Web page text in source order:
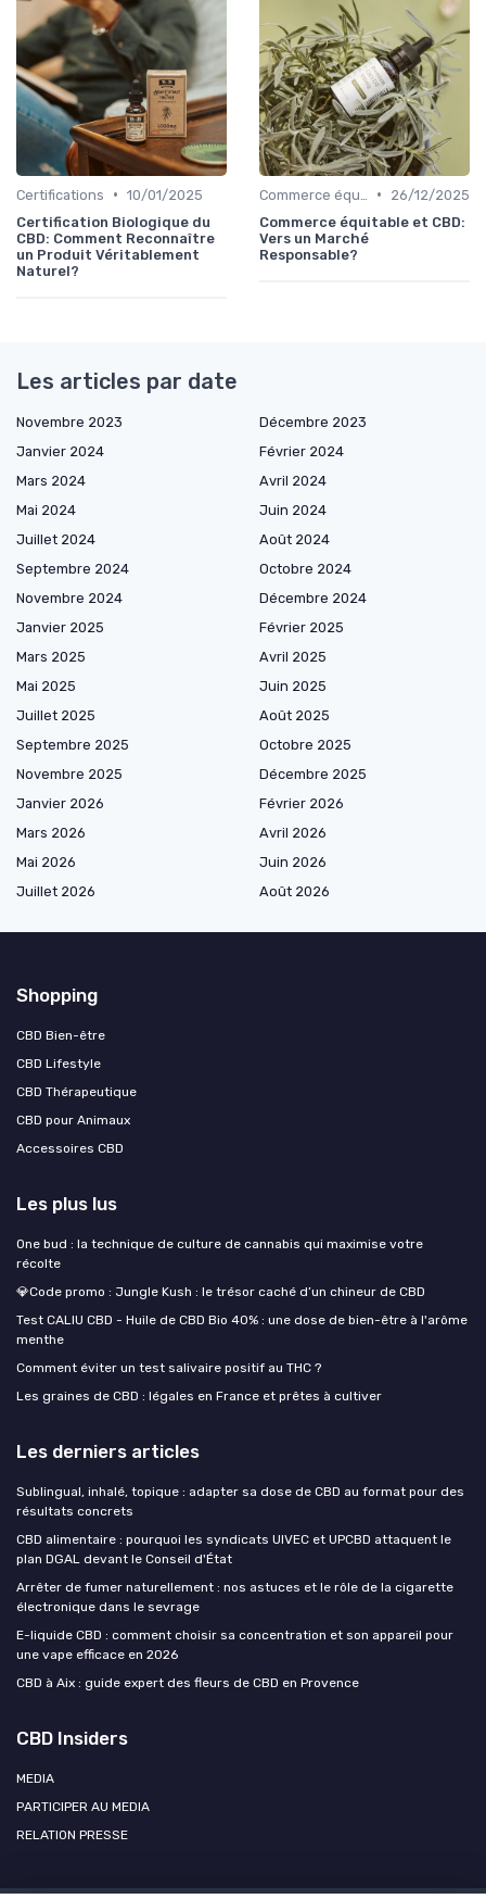
Certifications • 10/01/2025
Certification Biologique du
CBD: Comment Reconnaître
un Produit Véritablement
Naturel?
•
26/12/2025
Commerce équitable et CBD:
Vers un Marché
Responsable?
Les articles par date
Novembre 2023
Décembre 2023
Janvier 2024
Février 2024
Mars 2024
Avril 2024
Mai 2024
Juin 2024
Juillet 2024
Août 2024
Septembre 2024
Octobre 2024
Novembre 2024
Décembre 2024
Janvier 2025
Février 2025
Mars 2025
Avril 2025
Mai 2025
Juin 2025
Juillet 2025
Août 2025
Septembre 2025
Octobre 2025
Novembre 2025
Décembre 2025
Janvier 2026
Février 2026
Mars 2026
Avril 2026
Mai 2026
Juin 2026
Juillet 2026
Août 2026
Shopping
CBD Bien-être
CBD Lifestyle
CBD Thérapeutique
CBD pour Animaux
Accessoires CBD
Les plus lus
One bud : la technique de culture de cannabis qui maximise votre
récolte
💎Code promo : Jungle Kush : le trésor caché d’un chineur de CBD
Test CALIU CBD - Huile de CBD Bio 40% : une dose de bien-être à l'arôme
menthe
Comment éviter un test salivaire positif au THC ?
Les graines de CBD : légales en France et prêtes à cultiver
Les derniers articles
Sublingual, inhalé, topique : adapter sa dose de CBD au format pour des
résultats concrets
CBD alimentaire : pourquoi les syndicats UIVEC et UPCBD attaquent le
plan DGAL devant le Conseil d'État
Arrêter de fumer naturellement : nos astuces et le rôle de la cigarette
électronique dans le sevrage
E-liquide CBD : comment choisir sa concentration et son appareil pour
une vape efficace en 2026
CBD à Aix : guide expert des fleurs de CBD en Provence
CBD Insiders
MEDIA
PARTICIPER AU MEDIA
RELATION PRESSE